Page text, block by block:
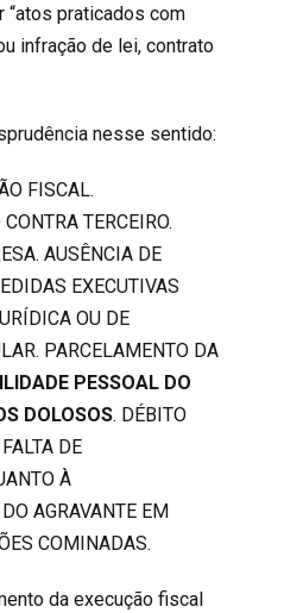
praticados com
infração de lei, contrato
nesse sentido:
FISCAL.
TERCEIRO.
AUSÊNCIA DE
EXECUTIVAS
OU DE
PARCELAMENTO DA
PESSOAL DO
DOLOSOS. DÉBITO
DE
À
AGRAVANTE EM
COMINADAS.
da execução fiscal